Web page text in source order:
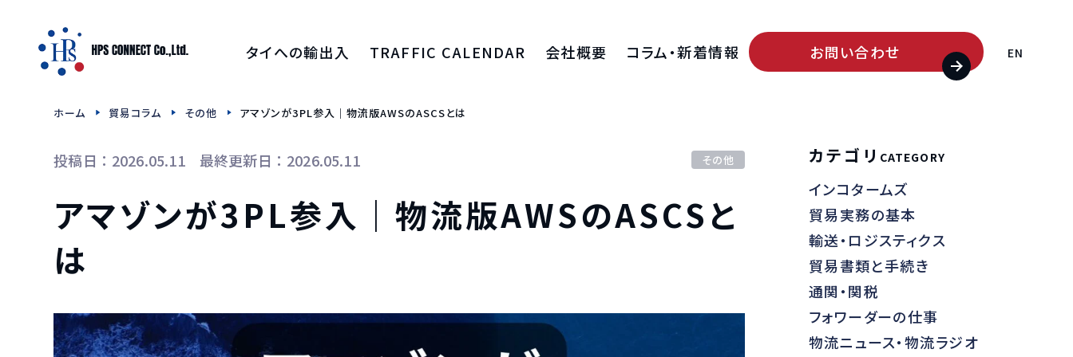
タイへの輸出入
タイへの食品輸出入
タイへのお酒輸出入
TRAFFIC CALENDAR 会社概要
グループ会社 HPS Tradeについて
コラム・新着情報
新着情報
資料ダウンロード
お問い合わせ EN
ホーム 貿易コラム その他 アマゾンが3PL参入｜物流版AWSのASCSとは
投稿日：2026.05.11 最終更新日：2026.05.11 その他
アマゾンが3PL参入｜物流版AWSのASCSと
は
カテゴリ CATEGORY
インコタームズ
貿易実務の基本
輸送・ロジスティクス
貿易書類と手続き
通関・関税
フォワーダーの仕事
物流ニュース・物流ラジオ